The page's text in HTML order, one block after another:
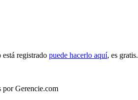
está registrado puede hacerlo aquí, es gratis.
por Gerencie.com